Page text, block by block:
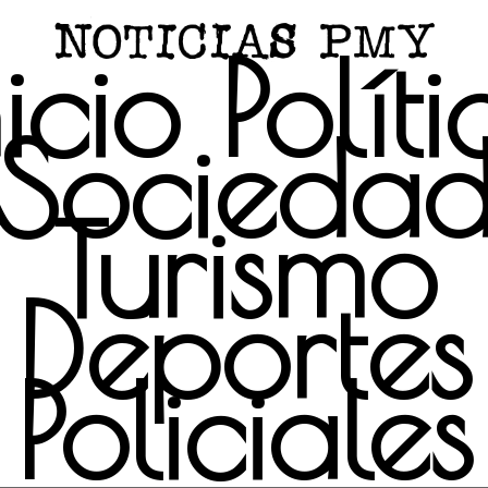
Turismo
Deportes
Policiales